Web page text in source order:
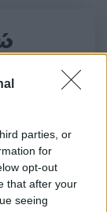
parties, or
for
opt-out
that after your
seeing
50 /50
2000 /2000